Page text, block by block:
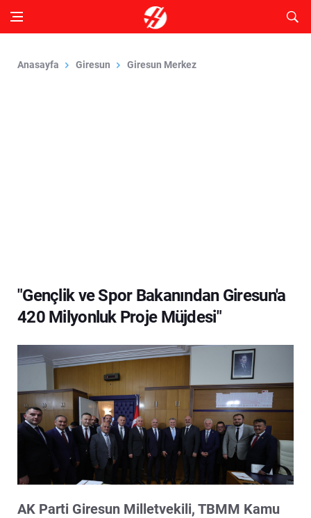
Anasayfa Giresun Giresun Merkez
"Gençlik ve Spor Bakanından Giresun'a
420 Milyonluk Proje Müjdesi"
AK Parti Giresun Milletvekili, TBMM Kamu